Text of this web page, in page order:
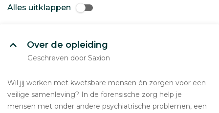
Alles uitklappen
Over de opleiding
Geschreven door Saxion
Wil jij werken met kwetsbare mensen én zorgen voor een
veilige samenleving? In de forensische zorg help je
mensen met onder andere psychiatrische problemen, een